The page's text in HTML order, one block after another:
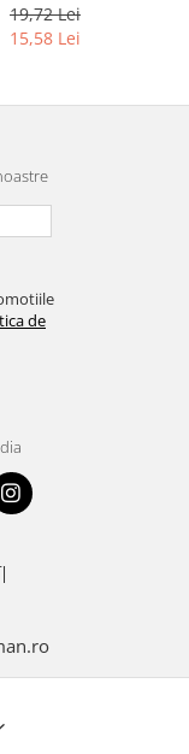
19,72 Lei
15,58 Lei
de